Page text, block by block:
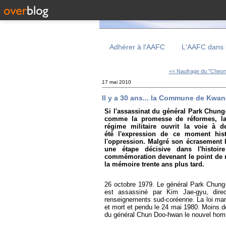
Adhérer à l'AAFC L'AAFC dans
<< Naufrage du
17 mai 2010
Il y a 30 ans... la Commune de
Si l'assassinat du général Park
comme la promesse de réformes,
régime militaire ouvrit la voie à
été l'expression de ce moment
l'oppression. Malgré son
une étape décisive dans
commémoration devenant le point
la mémoire trente ans plus tard.
26 octobre 1979. Le général Park
est assassiné par Kim Jae-gyu,
renseignements sud-coréenne. La loi
et mort et pendu le 24 mai 1980. Moins
du général Chun Doo-hwan le nouvel